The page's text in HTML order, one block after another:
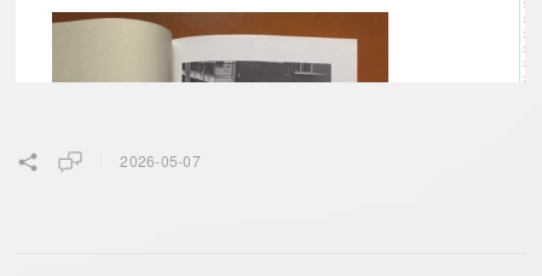
2026-05-07